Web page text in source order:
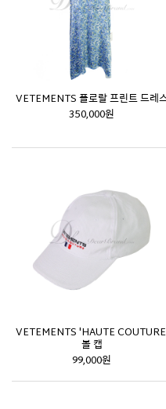
VETEMENTS 플로랄 프린트 드레
350,000원
VETEMENTS 'HAUTE
볼 캡
99,000원